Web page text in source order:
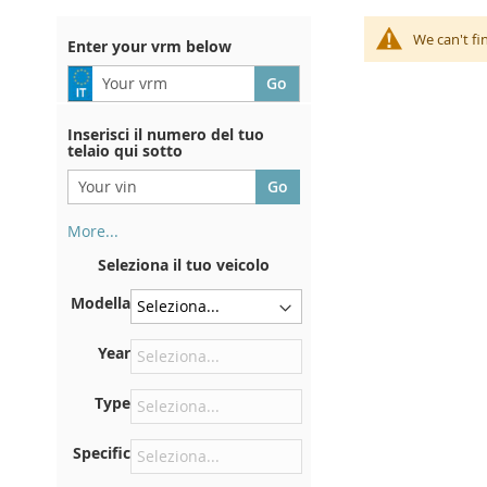
We can't
Enter your vrm below
Inserisci il numero del tuo
telaio qui sotto
More...
retro del certificato di
immatricolazione. E anche in
macchina
Sulla piastra inferiore del
sedile anteriore destro
Centrare contro la paratia
sotto il cofano
Proprio nel vano motore
Seleziona il tuo veicolo
Modella
Year
Type
Specific